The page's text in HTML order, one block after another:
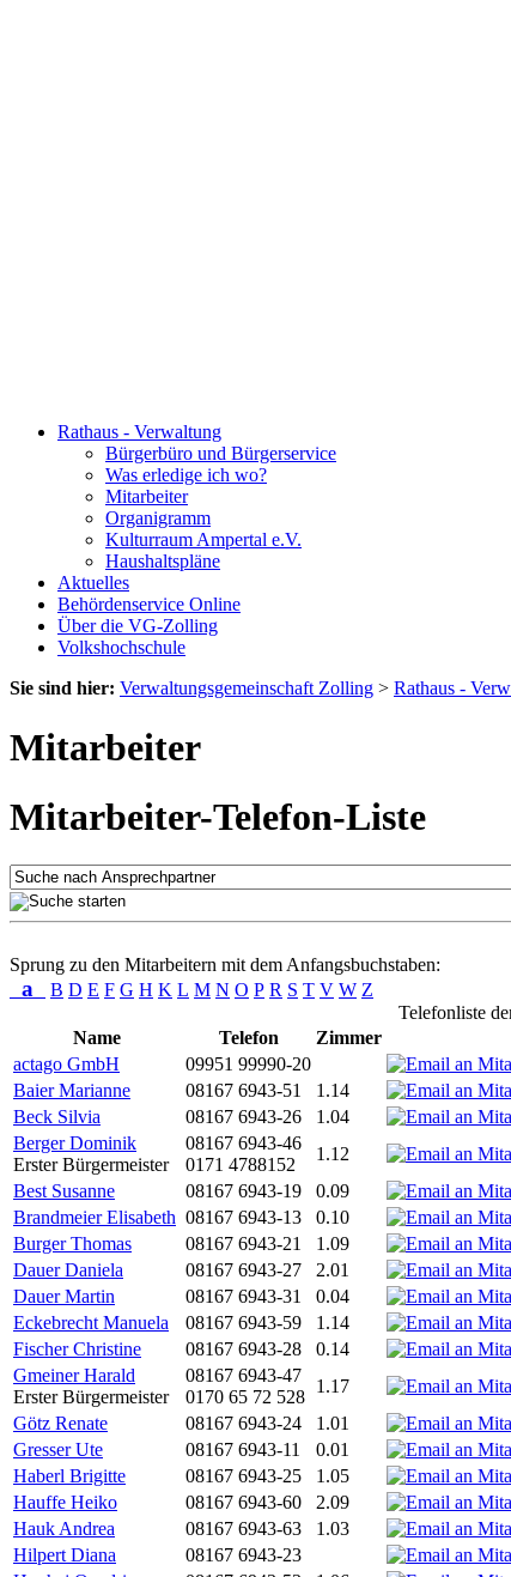
Rathaus - Verwaltung
Bürgerbüro und Bürgerservice
Was erledige ich wo?
Mitarbeiter
Organigramm
Kulturraum Ampertal e.V.
Haushaltspläne
Aktuelles
Behördenservice Online
Über die VG-Zolling
Volkshochschule
Sie sind hier: Verwaltungsgemeinschaft Zolling > Rathaus -
Mitarbeiter
Mitarbeiter-Telefon-Liste
Sprung zu den Mitarbeitern mit dem Anfangsbuchstaben:
a B D E F G H K L M N O P R S T V W Z
Telefonliste
Name
Telefon Zimmer
actago GmbH
09951 99990-20
Baier Marianne
08167 6943-51 1.14
Beck Silvia
08167 6943-26 1.04
Berger Dominik
Erster Bürgermeister
08167 6943-46
0171 4788152
1.12
Best Susanne
08167 6943-19 0.09
Brandmeier Elisabeth 08167 6943-13 0.10
Burger Thomas
08167 6943-21 1.09
Dauer Daniela
08167 6943-27 2.01
Dauer Martin
08167 6943-31 0.04
Eckebrecht Manuela
08167 6943-59 1.14
Fischer Christine
08167 6943-28 0.14
Gmeiner Harald
Erster Bürgermeister
08167 6943-47
0170 65 72 528
1.17
Götz Renate
08167 6943-24 1.01
Gresser Ute
08167 6943-11 0.01
Haberl Brigitte
08167 6943-25 1.05
Hauffe Heiko
08167 6943-60 2.09
Hauk Andrea
08167 6943-63 1.03
Hilpert Diana
08167 6943-23